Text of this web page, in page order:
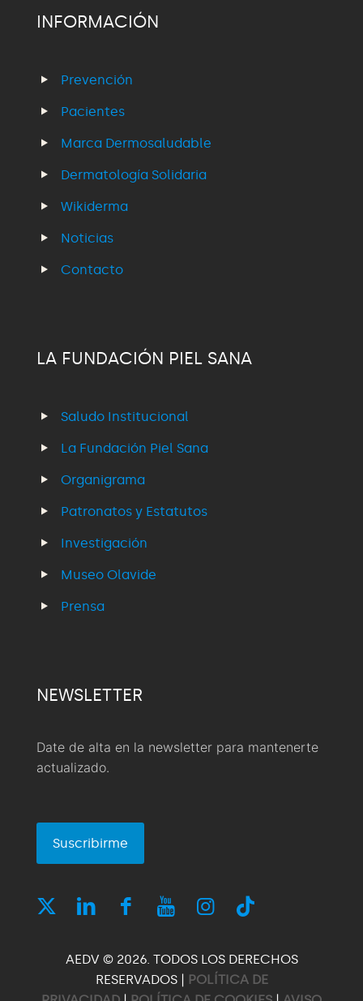
INFORMACIÓN
Prevención
Pacientes
Marca Dermosaludable
Dermatología Solidaria
Wikiderma
Noticias
Contacto
LA FUNDACIÓN PIEL SANA
Saludo Institucional
La Fundación Piel Sana
Organigrama
Patronatos y Estatutos
Investigación
Museo Olavide
Prensa
NEWSLETTER
Date de alta en la newsletter para mantenerte
actualizado.
Suscribirme
AEDV © 2026. TODOS LOS DERECHOS
RESERVADOS | POLÍTICA DE